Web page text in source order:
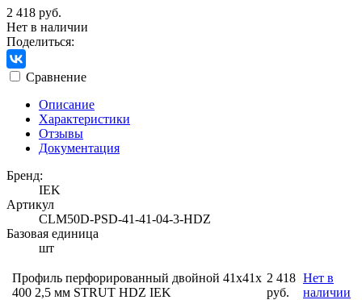
2 418 руб.
Нет в наличии
Поделиться:
Сравнение
Описание
Характеристики
Отзывы
Документация
Бренд:
IEK
Артикул
CLM50D-PSD-41-41-04-3-HDZ
Базовая единица
шт
Профиль перфорированный двойной 41х41х
400 2,5 мм STRUT HDZ IEK
2 418
руб.
Нет в
наличии